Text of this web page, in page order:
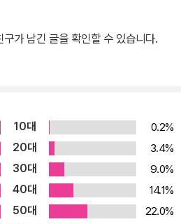
뒤흔든 신에 관한 모든 혁명적인 사유
람 신비주의까지, 인류사를 수놓은
사상가, 철학자, 신학자 들이 고통과 불
, 환희의 결정적 순간들을 생생하게
화는 신의 이름으로 인간이 이해할
을 노래했다. 이사야와 예레미야, 붓
신과 영성을 통해 자비와 동정심, 사
기에 플라톤과 아리스토텔레스는 이성
신을 발견했다. 중세의 위대한 신비
가 남긴 글을 확인할 수 있습니다.
10대
0.2%
20대
3.4%
30대
9.0%
40대
14.1%
50대
22.0%